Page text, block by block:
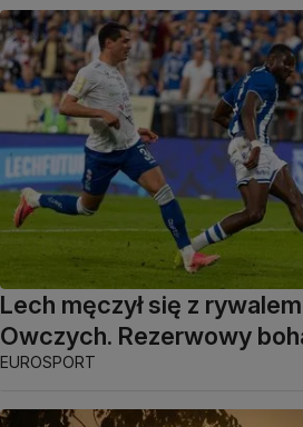
Lech męczył się z
Owczych. Rezerwowy
EUROSPORT